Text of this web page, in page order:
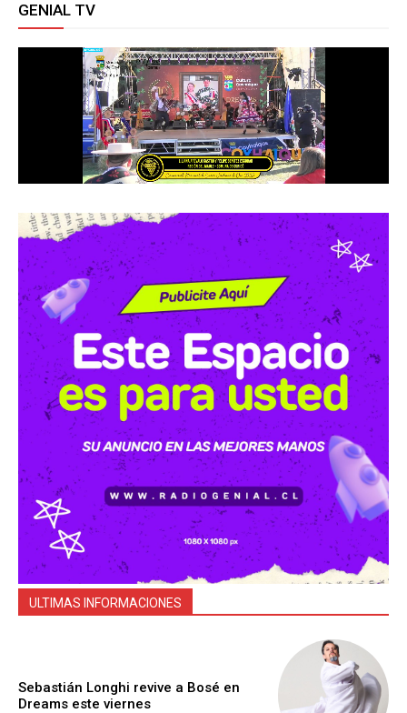
GENIAL TV
ULTIMAS INFORMACIONES
Sebastián Longhi revive a Bosé en
Dreams este viernes